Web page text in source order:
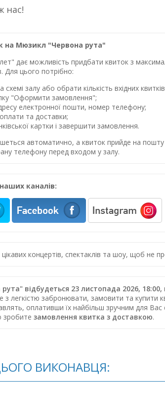
нас!
на Мюзикл "Червона рута"
дає можливість придбати квиток з
Для цього потрібно:
схемі залу або обрати кількість вхідних
"Оформити замовлення";
електронної пошти, номер телефону;
та доставки;
картки і завершити замовлення.
автоматично, а квиток прийде на
телефону перед входом у залу.
каналів:
цікавих концертів, спектаклів та шоу, щоб
відбудеться 23 листопада 2026,
легкістю забронювати, замовити та купити
оплативши їх найбільш зручним для
зробите замовлення квитка з доставкою.
ВИКОНАВЦЯ: